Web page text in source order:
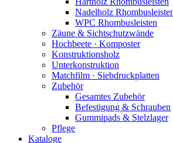
Nadelholz
WPC Rhombusleisten
Zäune & Sichtschutzwände
Hochbeete · Komposter
Konstruktionsholz
Unterkonstruktion
Matchfilm · Siebdruckplatten
Zubehör
Gesamtes Zubehör
Befestigung & Schrauben
Gummipads & Stelzlager
Pflege
Kataloge